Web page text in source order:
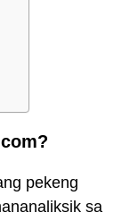
pekeng
sa